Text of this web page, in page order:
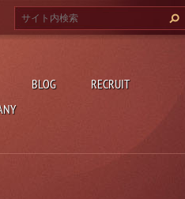
BLOG
RECRUIT